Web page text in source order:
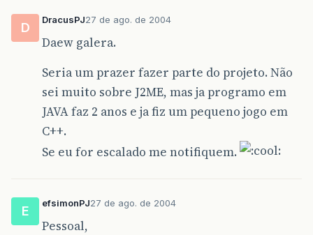
D
DracusPJ27 de ago. de 2004
Daew galera.
Seria um prazer fazer parte do projeto. Não
sei muito sobre J2ME, mas ja programo em
JAVA faz 2 anos e ja fiz um pequeno jogo em
C++.
Se eu for escalado me notifiquem.
E
efsimonPJ27 de ago. de 2004
Pessoal,